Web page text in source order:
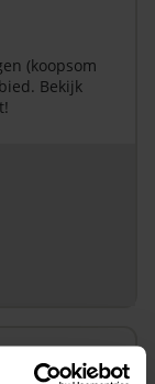
(koopsom
Bekijk
gratis